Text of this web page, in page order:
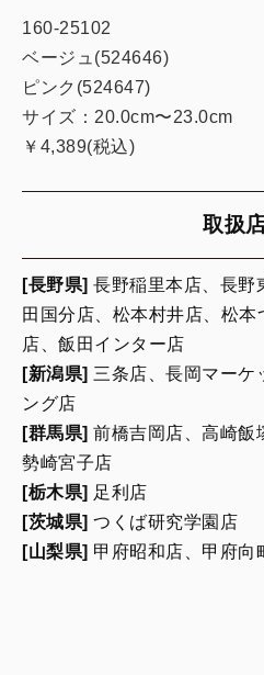
160-25102
ベージュ(524646)
ピンク(524647)
サイズ：20.0cm〜23.0cm
￥4,389(税込)
取扱
[長野県] 長野稲里本店、長野
田国分店、松本村井店、松
店、飯田インター店
[新潟県] 三条店、長岡マーケ
ング店
[群馬県] 前橋吉岡店、高崎飯
勢崎宮子店
[栃木県] 足利店
[茨城県] つくば研究学園店
[山梨県] 甲府昭和店、甲府向